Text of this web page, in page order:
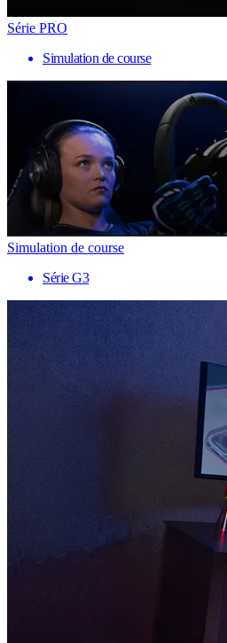
Série PRO
Simulation de course
Simulation de course
Série G3